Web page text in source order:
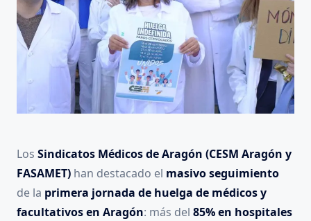
Los Sindicatos Médicos de Aragón (CESM Aragón y
FASAMET) han destacado el masivo seguimiento
de la primera jornada de huelga de médicos y
facultativos en Aragón: más del 85% en hospitales